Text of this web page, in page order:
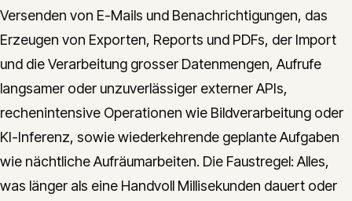
Versenden von E-Mails und Benachrichtigungen, das
Erzeugen von Exporten, Reports und PDFs, der Import
und die Verarbeitung grosser Datenmengen, Aufrufe
langsamer oder unzuverlässiger externer APIs,
rechenintensive Operationen wie Bildverarbeitung oder
KI-Inferenz, sowie wiederkehrende geplante Aufgaben
wie nächtliche Aufräumarbeiten. Die Faustregel: Alles,
was länger als eine Handvoll Millisekunden dauert oder